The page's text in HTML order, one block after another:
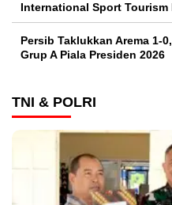
International Sport Tourism
Persib Taklukkan Arema 1-
Grup A Piala Presiden 2026
TNI & POLRI